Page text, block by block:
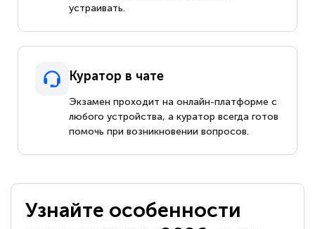
устраивать.
Куратор в чате
Экзамен проходит на онлайн-платформе с
любого устройства, а куратор всегда готов
помочь при возникновении вопросов.
Узнайте особенности